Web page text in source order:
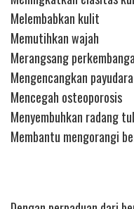
Melembabkan kulit
Memutihkan wajah
Merangsang
Mengencangkan payudara
Mencegah osteoporosis
Menyembuhkan radang
Membantu mengorangi